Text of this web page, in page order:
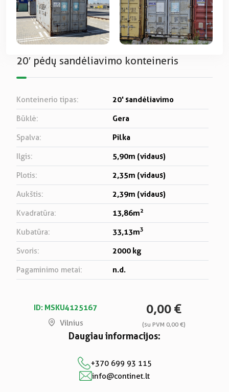
20′ pėdų sandėliavimo konteineris
Konteinerio tipas: 20' sandėliavimo
Būklė: Gera
Spalva: Pilka
Ilgis: 5,90m (vidaus)
Plotis: 2,35m (vidaus)
Aukštis: 2,39m (vidaus)
Kvadratūra: 13,86m2
Kubatūra: 33,13m3
Svoris: 2000 kg
Pagaminimo metai: n.d.
ID: MSKU4125167
Vilnius
0,00 €
(su PVM 0,00 €)
Daugiau informacijos:
+370 699 93 115
info@continet.lt